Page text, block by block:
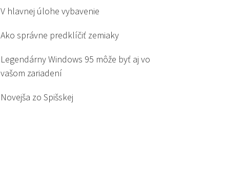
V hlavnej úlohe vybavenie
Ako správne predklíčiť zemiaky
Legendárny Windows 95 môže byť aj vo
vašom zariadení
Novejša zo Spišskej